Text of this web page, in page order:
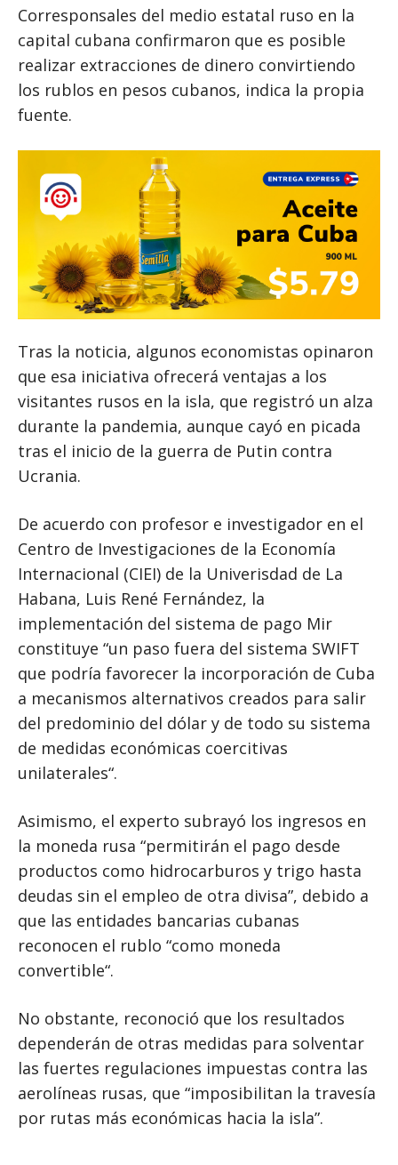
Corresponsales del medio estatal ruso en la
capital cubana confirmaron que es posible
realizar extracciones de dinero convirtiendo
los rublos en pesos cubanos, indica la propia
fuente.
Tras la noticia, algunos economistas opinaron
que esa iniciativa ofrecerá ventajas a los
visitantes rusos en la isla, que registró un alza
durante la pandemia, aunque cayó en picada
tras el inicio de la guerra de Putin contra
Ucrania.
De acuerdo con profesor e investigador en el
Centro de Investigaciones de la Economía
Internacional (CIEI) de la Univerisdad de La
Habana, Luis René Fernández, la
implementación del sistema de pago Mir
constituye “un paso fuera del sistema SWIFT
que podría favorecer la incorporación de Cuba
a mecanismos alternativos creados para salir
del predominio del dólar y de todo su sistema
de medidas económicas coercitivas
unilaterales“.
Asimismo, el experto subrayó los ingresos en
la moneda rusa “permitirán el pago desde
productos como hidrocarburos y trigo hasta
deudas sin el empleo de otra divisa”, debido a
que las entidades bancarias cubanas
reconocen el rublo “como moneda
convertible“.
No obstante, reconoció que los resultados
dependerán de otras medidas para solventar
las fuertes regulaciones impuestas contra las
aerolíneas rusas, que “imposibilitan la travesía
por rutas más económicas hacia la isla”.